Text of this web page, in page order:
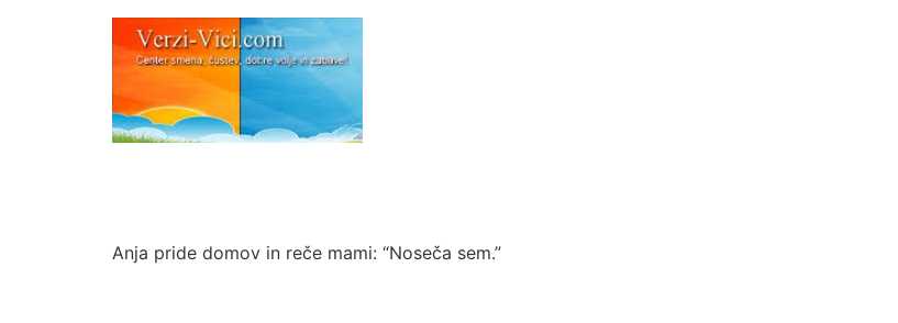
Anja pride domov in reče mami: “Noseča sem.”